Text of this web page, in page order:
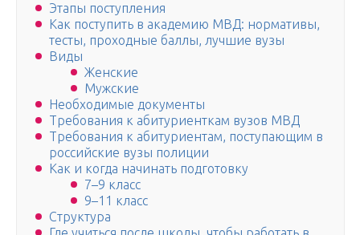
Этапы поступления
Как поступить в академию МВД: нормативы,
тесты, проходные баллы, лучшие вузы
Виды
Женские
Мужские
Необходимые документы
Требования к абитуриенткам вузов МВД
Требования к абитуриентам, поступающим в
российские вузы полиции
Как и когда начинать подготовку
7–9 класс
9–11 класс
Структура